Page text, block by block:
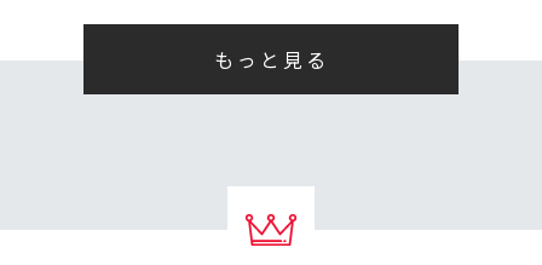
もっと見る